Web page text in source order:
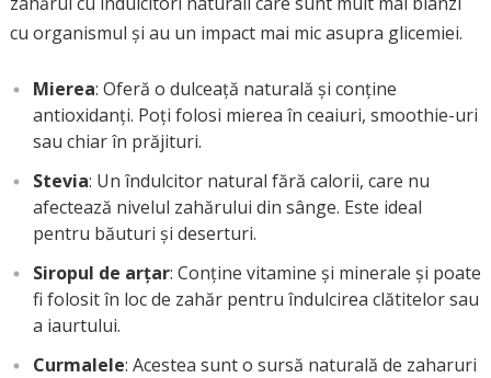
cu organismul și au un impact mai mic asupra glicemiei.
Mierea: Oferă o dulceață naturală și conține
antioxidanți. Poți folosi mierea în ceaiuri, smoothie-uri
sau chiar în prăjituri.
Stevia: Un îndulcitor natural fără calorii, care nu
afectează nivelul zahărului din sânge. Este ideal
pentru băuturi și deserturi.
Siropul de arțar: Conține vitamine și minerale și poate
fi folosit în loc de zahăr pentru îndulcirea clătitelor sau
a iaurtului.
Curmalele: Acestea sunt o sursă naturală de zaharuri